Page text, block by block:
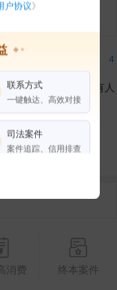
职
4
作为受益所有人
伴
消费 终本案件
户协议》
联系方式
一键触达、高效对接
司法案件
案件追踪、信用排查
SVIP会员